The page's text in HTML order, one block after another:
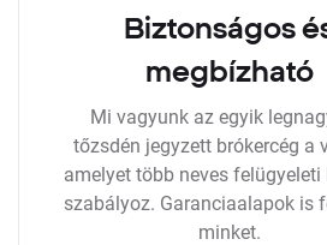
Biztonságos
megbízható
Mi vagyunk az egyik
tőzsdén jegyzett brókercég a
amelyet több neves felügyeleti
szabályoz. Garanciaalapok is
minket.